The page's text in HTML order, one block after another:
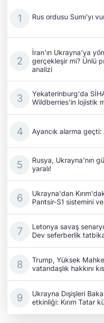
Rus ordusu Sumı'yı
İran'ın Ukrayna'ya
gerçekleşir mi? Ünlü
analizi
Yekaterinburg'da
Wildberries'in lojistik
Ayancık alarma geçti:
Rusya, Ukrayna'nın
yaralı!
Ukrayna'dan
Pantsir-S1 sistemini
Letonya savaş
Dev seferberlik
Trump, Yüksek
vatandaşlık hakkını
Ukrayna Dışişleri
etkinliği: Kırım Tatar